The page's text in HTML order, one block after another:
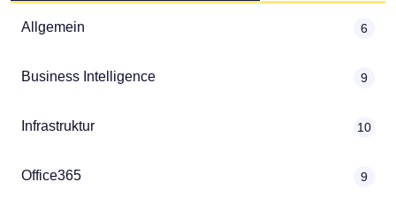
Allgemein 6
Business Intelligence 9
Infrastruktur 10
Office365 9